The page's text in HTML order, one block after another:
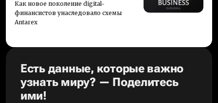
Как новое поколение digital-
финансистов унаследовало схемы
Antarex
Есть данные, которые важно
узнать миру? — Поделитесь
ими!